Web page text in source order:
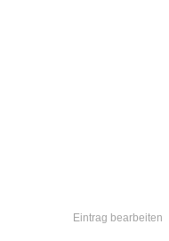
Eintrag bearbeiten